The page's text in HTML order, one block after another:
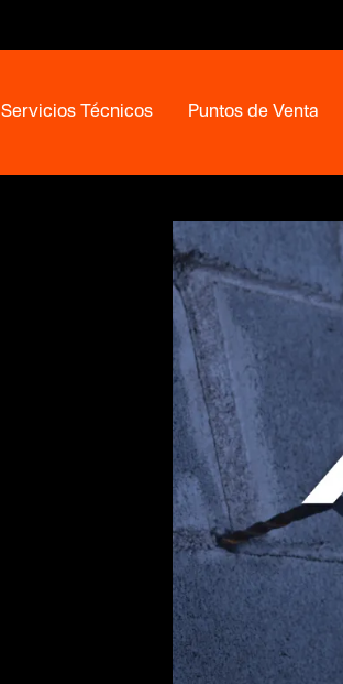
Servicios Técnicos Puntos de Venta